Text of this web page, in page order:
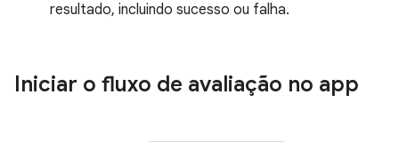
resultado, incluindo sucesso ou falha.
Iniciar o fluxo de avaliação no app